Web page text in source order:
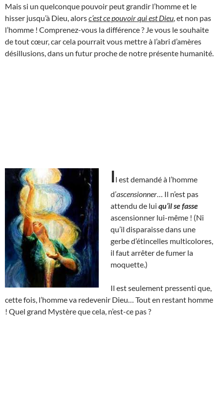
Mais si un quelconque pouvoir peut grandir l’homme et le
hisser jusqu’à Dieu, alorsc’est ce pouvoir qui est Dieu , et non pas
l’homme ! Comprenez-vous la différence ? Je vous le souhaite
de tout cœur, car cela pourrait vous mettre à l’abri d’amères
désillusions, dans un futur proche de notre présente humanité.
Il est demandé à l’homme
d’ascensionner … Il n’est pas
attendu de lui qu’il se fasse
ascensionner lui-même ! (Ni
qu’il disparaisse dans une
gerbe d’étincelles multicolores,
il faut arrêter de fumer la
moquette.)
Il est seulement pressenti que,
cette fois, l’homme va redevenir Dieu… Tout en restant homme
! Quel grand Mystère que cela, n’est-ce pas ?